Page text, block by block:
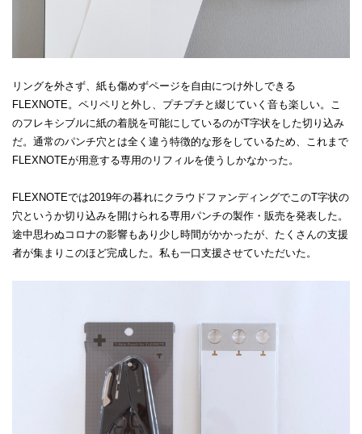
リングを外さず、紙も傷めずページを自由につけ外しできる
FLEXNOTE。ペリペリと外し、プチプチと綴じていく音も楽しい。こ
のフレキシブルに紙の着脱を可能にしているのがT字状をした切り込み
だ。通常のパンチ穴とは全く違う特徴的な形をしているため、これまで
FLEXNOTEが用意する専用のリフィルを使うしかなかった。
FLEXNOTEでは2019年の暮れにクラウドファンディングでこのT字状の
穴というか切り込みを開けられる専用パンチの製作・販売を発表した。
途中思わぬコロナの影響もあり少し時間がかかったが、たくさんの支援
者が集まりこのほど完成した。私も一口支援させていただいた。